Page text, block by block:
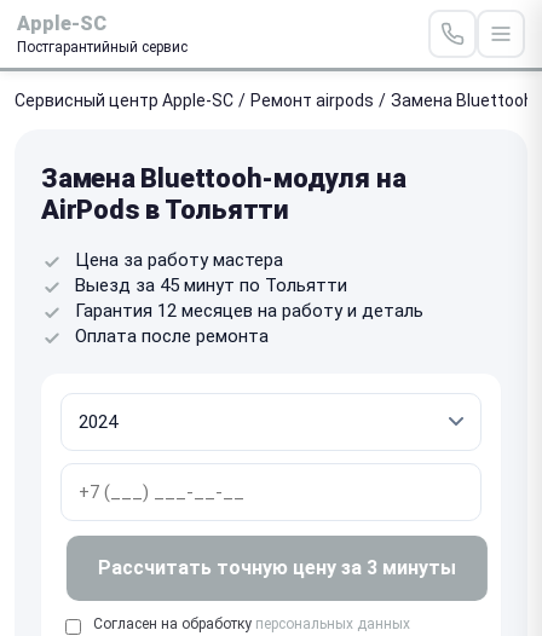
Apple-SC
Постгарантийный сервис
Сервисный центр Apple-SC / Ремонт airpods / Замена
Замена Bluettooh-модуля на
AirPods в Тольятти
Цена за работу мастера
Выезд за 45 минут по Тольятти
Гарантия 12 месяцев на работу и деталь
Оплата после ремонта
Рассчитать точную цену за 3 минуты
Согласен на обработку персональных данных